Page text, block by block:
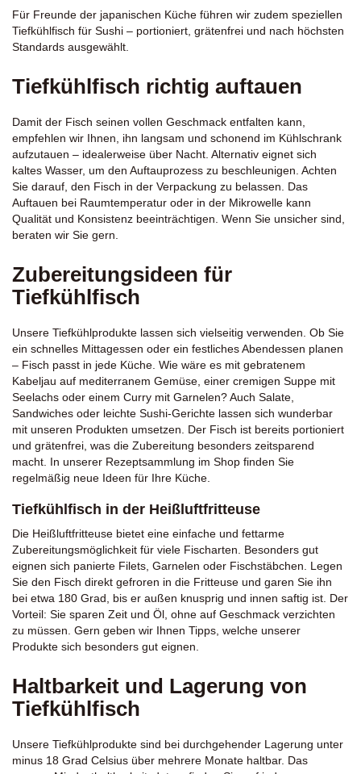
Für Freunde der japanischen Küche führen wir zudem speziellen
Tiefkühlfisch für Sushi – portioniert, grätenfrei und nach höchsten
Standards ausgewählt.
Tiefkühlfisch richtig auftauen
Damit der Fisch seinen vollen Geschmack entfalten kann,
empfehlen wir Ihnen, ihn langsam und schonend im Kühlschrank
aufzutauen – idealerweise über Nacht. Alternativ eignet sich
kaltes Wasser, um den Auftauprozess zu beschleunigen. Achten
Sie darauf, den Fisch in der Verpackung zu belassen. Das
Auftauen bei Raumtemperatur oder in der Mikrowelle kann
Qualität und Konsistenz beeinträchtigen. Wenn Sie unsicher sind,
beraten wir Sie gern.
Zubereitungsideen für
Tiefkühlfisch
Unsere Tiefkühlprodukte lassen sich vielseitig verwenden. Ob Sie
ein schnelles Mittagessen oder ein festliches Abendessen planen
– Fisch passt in jede Küche. Wie wäre es mit gebratenem
Kabeljau auf mediterranem Gemüse, einer cremigen Suppe mit
Seelachs oder einem Curry mit Garnelen? Auch Salate,
Sandwiches oder leichte Sushi-Gerichte lassen sich wunderbar
mit unseren Produkten umsetzen. Der Fisch ist bereits portioniert
und grätenfrei, was die Zubereitung besonders zeitsparend
macht. In unserer Rezeptsammlung im Shop finden Sie
regelmäßig neue Ideen für Ihre Küche.
Tiefkühlfisch in der Heißluftfritteuse
Die Heißluftfritteuse bietet eine einfache und fettarme
Zubereitungsmöglichkeit für viele Fischarten. Besonders gut
eignen sich panierte Filets, Garnelen oder Fischstäbchen. Legen
Sie den Fisch direkt gefroren in die Fritteuse und garen Sie ihn
bei etwa 180 Grad, bis er außen knusprig und innen saftig ist. Der
Vorteil: Sie sparen Zeit und Öl, ohne auf Geschmack verzichten
zu müssen. Gern geben wir Ihnen Tipps, welche unserer
Produkte sich besonders gut eignen.
Haltbarkeit und Lagerung von
Tiefkühlfisch
Unsere Tiefkühlprodukte sind bei durchgehender Lagerung unter
minus 18 Grad Celsius über mehrere Monate haltbar. Das